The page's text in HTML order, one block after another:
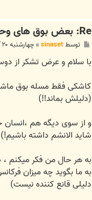
Re: بعض بوق های وحشتناک کامیون ها در شهر بایست ممنوع شود
ت
توسطsinaset
»چهارشنبه ۲۰ آذر ۱۳۹۲, ۱۰:۴۰ ق.ظ
با سلام و عرض تشکر از
کاشکی فقط مسله بوق
(دلیلش بماند!!)
و از سوی دیگه هم ،انسان
شاید الانشم داشته باشیم!)
به هر حال من فکر میکنم ،
به ما بگوید چه میزان
دلیلی قانع کننده نیست)